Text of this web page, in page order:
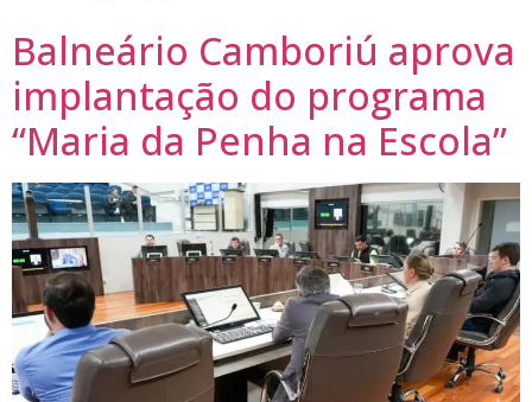
Balneário Camboriú aprova
implantação do programa
“Maria da Penha na Escola”